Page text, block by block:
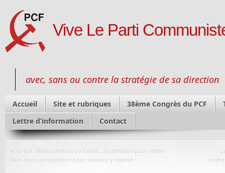
Vive Le Parti
avec, sans ou contre la stratégie de sa direction
Accueil Site et rubriques 38ème Congrès du PCF
Lettre d’information
Contact
« Grèce. Mémorandum ou Grexit : soumission pour rester
dans l’euro ou punition pour pouvoir y revenir !